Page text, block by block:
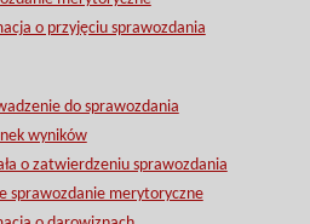
o przyjęciu sprawozdania
do sprawozdania
wyników
o zatwierdzeniu sprawozdania
sprawozdanie merytoryczne